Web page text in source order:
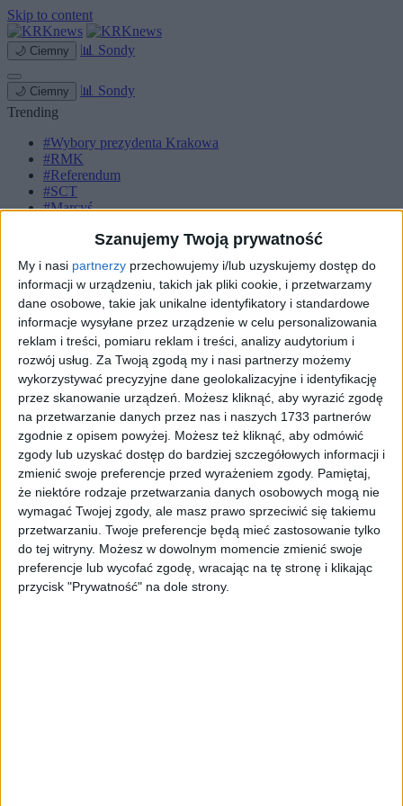
Szanujemy Twoją prywatność
My i nasi partnerzy przechowujemy i/lub uzyskujemy dostęp do
informacji w urządzeniu, takich jak pliki cookie, i przetwarzamy
dane osobowe, takie jak unikalne identyfikatory i standardowe
informacje wysyłane przez urządzenie w celu personalizowania
reklam i treści, pomiaru reklam i treści, analizy audytorium i
rozwój usług. Za Twoją zgodą my i nasi partnerzy możemy
wykorzystywać precyzyjne dane geolokalizacyjne i identyfikację
przez skanowanie urządzeń. Możesz kliknąć, aby wyrazić zgodę
na przetwarzanie danych przez nas i naszych 1733 partnerów
zgodnie z opisem powyżej. Możesz też kliknąć, aby odmówić
zgody lub uzyskać dostęp do bardziej szczegółowych informacji i
zmienić swoje preferencje przed wyrażeniem zgody. Pamiętaj,
że niektóre rodzaje przetwarzania danych osobowych mogą nie
wymagać Twojej zgody, ale masz prawo sprzeciwić się takiemu
przetwarzaniu. Twoje preferencje będą mieć zastosowanie tylko
do tej witryny. Możesz w dowolnym momencie zmienić swoje
preferencje lub wycofać zgodę, wracając na tę stronę i klikając
przycisk "Prywatność" na dole strony.
Skip to content
🌙 Ciemny 📊 Sondy
🌙 Ciemny 📊 Sondy
Trending
#Wybory prezydenta Krakowa
#RMK
#Referendum
#SCT
#Marcyś
Strona główna
Komunikacja
Zieleń
Inwestycje
Biznes
Sport
Małopolska
Kryminalne
Tag #skwer w nowej hucie
#skwer w nowej hucie
Miasto
Najnowsze
Sortuj:
Kategoria:
TOPMiasto · 16 sie 2021